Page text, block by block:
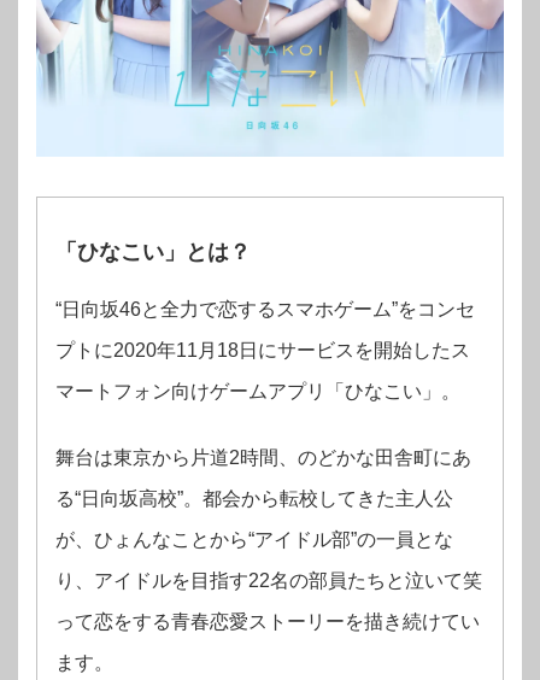
「ひなこい」とは？
“日向坂46と全力で恋するスマホゲーム”をコンセ
プトに2020年11月18日にサービスを開始したス
マートフォン向けゲームアプリ「ひなこい」。
舞台は東京から片道2時間、のどかな田舎町にあ
る“日向坂高校”。都会から転校してきた主人公
が、ひょんなことから“アイドル部”の一員とな
り、アイドルを目指す22名の部員たちと泣いて笑
って恋をする青春恋愛ストーリーを描き続けてい
ます。